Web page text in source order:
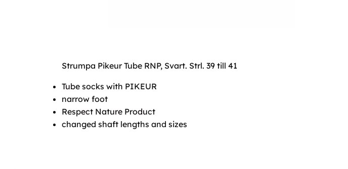
Strumpa Pikeur Tube RNP, Svart. Strl. 39 till 41
Tube socks with PIKEUR
narrow foot
Respect Nature Product
changed shaft lengths and sizes